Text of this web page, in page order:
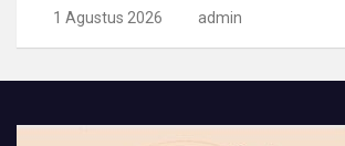
1 Agustus 2026 admin